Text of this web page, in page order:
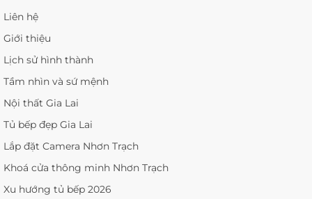
Liên hệ
Giới thiệu
Lịch sử hình thành
Tầm nhìn và sứ mệnh
Nội thất Gia Lai
Tủ bếp đẹp Gia Lai
Lắp đặt Camera Nhơn Trạch
Khoá cửa thông minh Nhơn Trạch
Xu hướng tủ bếp 2026